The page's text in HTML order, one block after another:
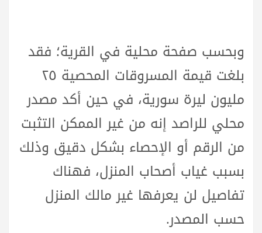
وبحسب صفحة محلية في القرية؛ فقد
بلغت قيمة المسروقات المحصية ٢٥
مليون ليرة سورية، في حين أكد مصدر
محلي للراصد إنه من غير الممكن التثبت
من الرقم أو الإحصاء بشكل دقيق وذلك
بسبب غياب أصحاب المنزل، فهناك
تفاصيل لن يعرفها غير مالك المنزل
حسب المصدر.